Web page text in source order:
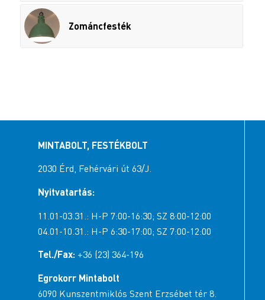
Zománcfesték
MINTABOLT, FESTÉKBOLT
2030 Érd, Fehérvári út 63/J.
Nyitvatartás:
11.01-03.31.: H-P 7:00-16:30; SZ 8:00-12:00
04.01-10.31.: H-P 6:30-17:00; SZ 7:00-12:00
Tel./Fax: +36 (23) 364-196
Egrokorr Mintabolt
6090 Kunszentmiklós Szent Erzsébet tér 8.